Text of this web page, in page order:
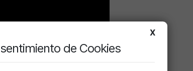
X
de Cookies